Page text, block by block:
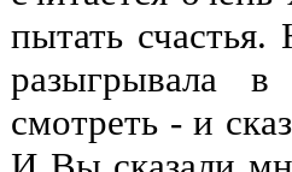
пытать
разыгрывала
смотреть - и